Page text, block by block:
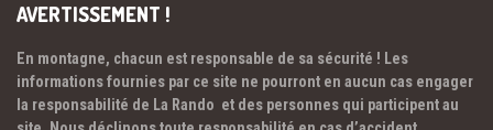
AVERTISSEMENT !
En montagne, chacun est responsable de sa sécurité ! Les
informations fournies par ce site ne pourront en aucun cas engager
la responsabilité de La Rando et des personnes qui participent au